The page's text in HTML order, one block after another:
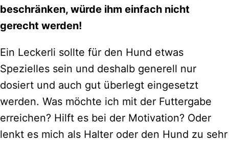
beschränken, würde ihm einfach nicht
gerecht werden!
Ein Leckerli sollte für den Hund etwas
Spezielles sein und deshalb generell nur
dosiert und auch gut überlegt eingesetzt
werden. Was möchte ich mit der Futtergabe
erreichen? Hilft es bei der Motivation? Oder
lenkt es mich als Halter oder den Hund zu sehr